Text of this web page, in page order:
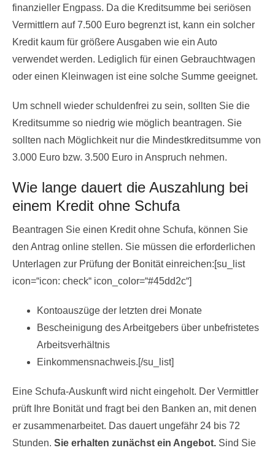
finanzieller Engpass. Da die Kreditsumme bei seriösen
Vermittlern auf 7.500 Euro begrenzt ist, kann ein solcher
Kredit kaum für größere Ausgaben wie ein Auto
verwendet werden. Lediglich für einen Gebrauchtwagen
oder einen Kleinwagen ist eine solche Summe geeignet.
Um schnell wieder schuldenfrei zu sein, sollten Sie die
Kreditsumme so niedrig wie möglich beantragen. Sie
sollten nach Möglichkeit nur die Mindestkreditsumme von
3.000 Euro bzw. 3.500 Euro in Anspruch nehmen.
Wie lange dauert die Auszahlung bei
einem Kredit ohne Schufa
Beantragen Sie einen Kredit ohne Schufa, können Sie
den Antrag online stellen. Sie müssen die erforderlichen
Unterlagen zur Prüfung der Bonität einreichen:[su_list
icon=“icon: check“ icon_color=“#45dd2c“]
Kontoauszüge der letzten drei Monate
Bescheinigung des Arbeitgebers über unbefristetes
Arbeitsverhältnis
Einkommensnachweis.[/su_list]
Eine Schufa-Auskunft wird nicht eingeholt. Der Vermittler
prüft Ihre Bonität und fragt bei den Banken an, mit denen
er zusammenarbeitet. Das dauert ungefähr 24 bis 72
Stunden. Sie erhalten zunächst ein Angebot. Sind Sie